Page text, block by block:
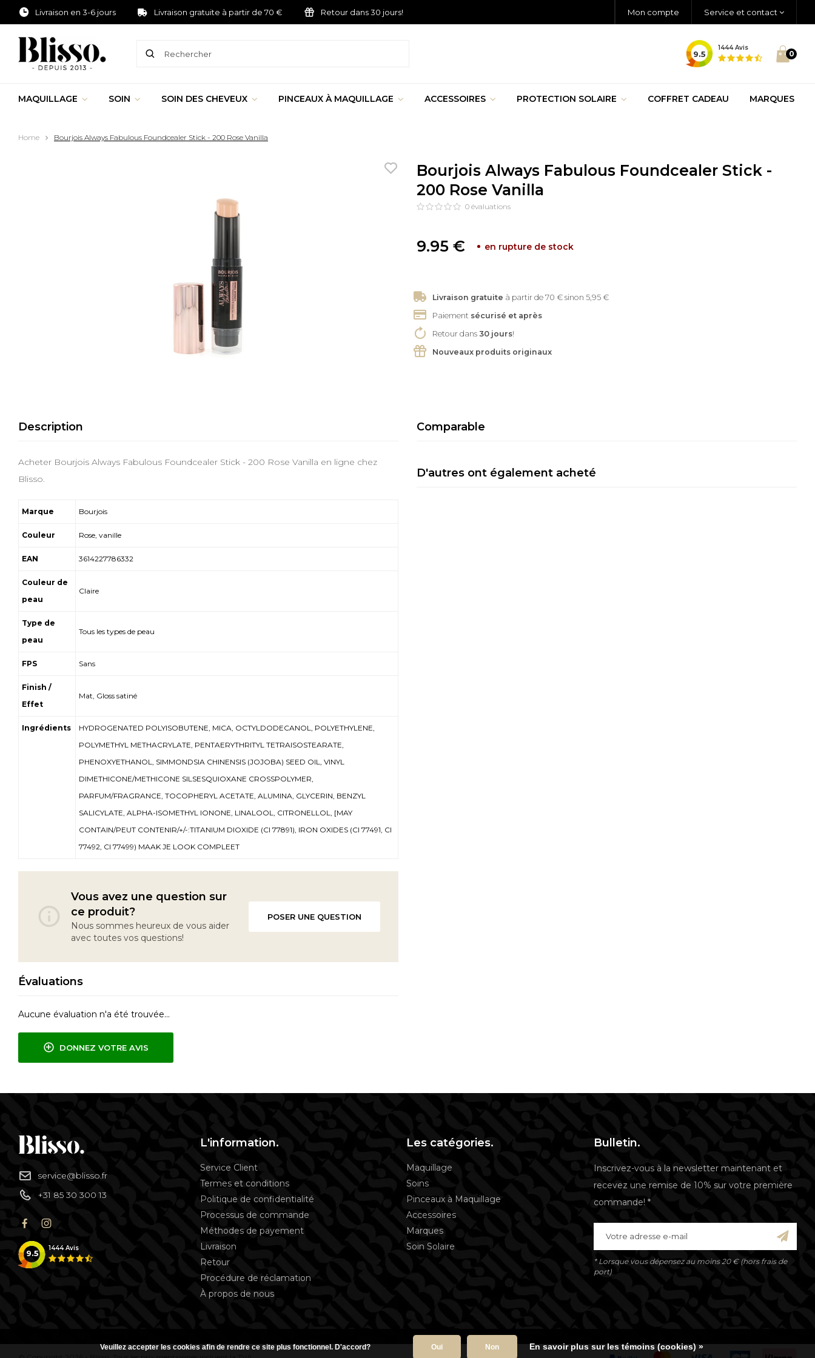
Livraison en 3-6 jours Livraison gratuite à partir de 70 € Retour dans 30 jours! Mon compte Service et contact
9.5
1444Avis
0
MAQUILLAGE SOIN SOIN DES CHEVEUX PINCEAUX À MAQUILLAGE ACCESSOIRES PROTECTION SOLAIRE COFFRET CADEAU MARQUES
Home Bourjois Always Fabulous Foundcealer Stick - 200 Rose Vanilla
Bourjois Always Fabulous Foundcealer Stick -
200 Rose Vanilla
0évaluations
9.95 € en rupture de stock
Livraison gratuite à partir de 70 € sinon 5,95 €
Paiement sécurisé et après
Retour dans 30 jours!
Nouveaux produits originaux
Description
Acheter Bourjois Always Fabulous Foundcealer Stick - 200 Rose Vanilla en ligne chez
Blisso.
Marque Bourjois
Couleur Rose, vanille
EAN 3614227786332
Couleur de
peau
Claire
Type de
peau
Tous les types de peau
FPS Sans
Finish /
Effet
Mat, Gloss satiné
Ingrédients
HYDROGENATED POLYISOBUTENE, MICA, OCTYLDODECANOL, POLYETHYLENE,
POLYMETHYL METHACRYLATE, PENTAERYTHRITYL TETRAISOSTEARATE,
PHENOXYETHANOL, SIMMONDSIA CHINENSIS (JOJOBA) SEED OIL, VINYL
DIMETHICONE/METHICONE SILSESQUIOXANE CROSSPOLYMER,
PARFUM/FRAGRANCE, TOCOPHERYL ACETATE, ALUMINA, GLYCERIN, BENZYL
SALICYLATE, ALPHA-ISOMETHYL IONONE, LINALOOL, CITRONELLOL, [MAY
CONTAIN/PEUT CONTENIR/+/-:TITANIUM DIOXIDE (CI 77891), IRON OXIDES (CI 77491, CI
77492, CI 77499) MAAK JE LOOK COMPLEET
Vous avez une question sur
ce produit?
Nous sommes heureux de vous aider
avec toutes vos questions!
POSER UNE QUESTION
Évaluations
Aucune évaluation n'a été trouvée...
DONNEZ VOTRE AVIS
Comparable
D'autres ont également acheté
service@blisso.fr
+31 85 30 300 13
9.5
1444Avis
L'information.
Service Client
Termes et conditions
Politique de confidentialité
Processus de commande
Méthodes de payement
Livraison
Retour
Procédure de réclamation
À propos de nous
Les catégories.
Maquillage
Soins
Pinceaux à Maquillage
Accessoires
Marques
Soin Solaire
Bulletin.
Inscrivez-vous à la newsletter maintenant et
recevez une remise de 10% sur votre première
commande! *
* Lorsque vous dépensez au moins 20 € (hors frais de
port)
Veuillez accepter les cookies afin de rendre ce site plus fonctionnel. D'accord? Oui Non En savoir plus sur les témoins (cookies) »